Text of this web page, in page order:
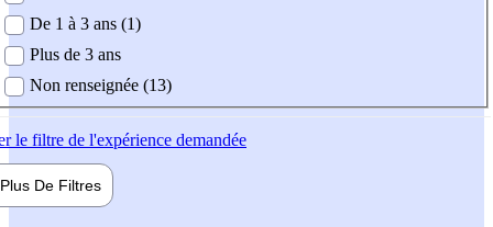
De 1 à 3 ans (1)
Plus de 3 ans
Non renseignée (13)
le filtre de l'expérience demandée
Plus De Filtres